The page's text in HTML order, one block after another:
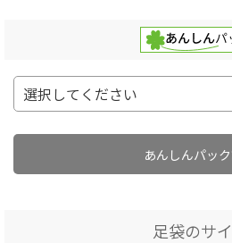
あんしんパッ
足袋のサ